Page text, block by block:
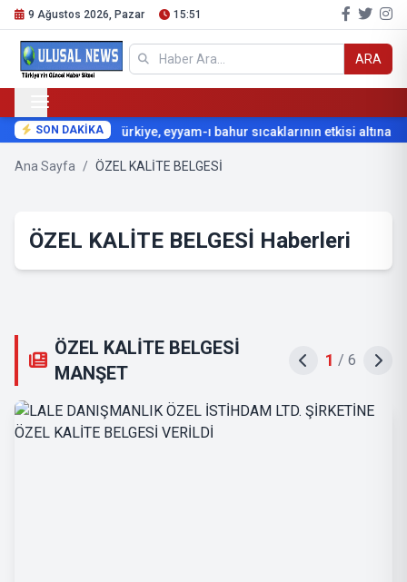
9 Ağustos 2026, Pazar 15:51
ARA
SON DAKİKATürkiye, eyyam-ı bahur sıcaklarının etkisi altına
Ana Sayfa / ÖZEL KALİTE BELGESİ
ÖZEL KALİTE BELGESİ Haberleri
ÖZEL KALİTE BELGESİ
MANŞET
2 / 6